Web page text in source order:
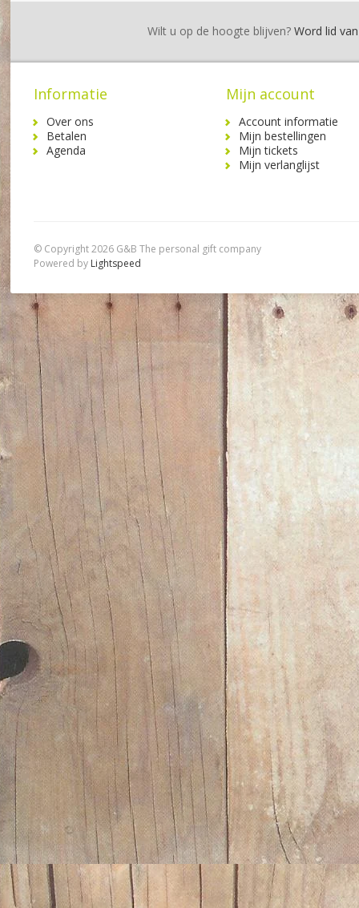
Wilt u op de hoogte blijven?Word lid
Informatie
Over ons
Betalen
Agenda
Mijn account
Account informatie
Mijn bestellingen
Mijn tickets
Mijn verlanglijst
© Copyright 2026 G&B The personal gift company
Powered by Lightspeed